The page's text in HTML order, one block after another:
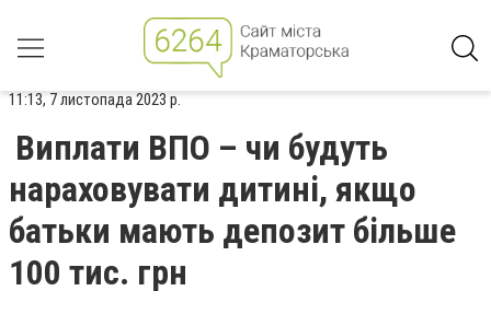
11:13, 7 листопада 2023 р.
Виплати ВПО – чи будуть
нараховувати дитині, якщо
батьки мають депозит більше
100 тис. грн